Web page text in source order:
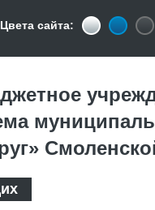
Цвета сайта: